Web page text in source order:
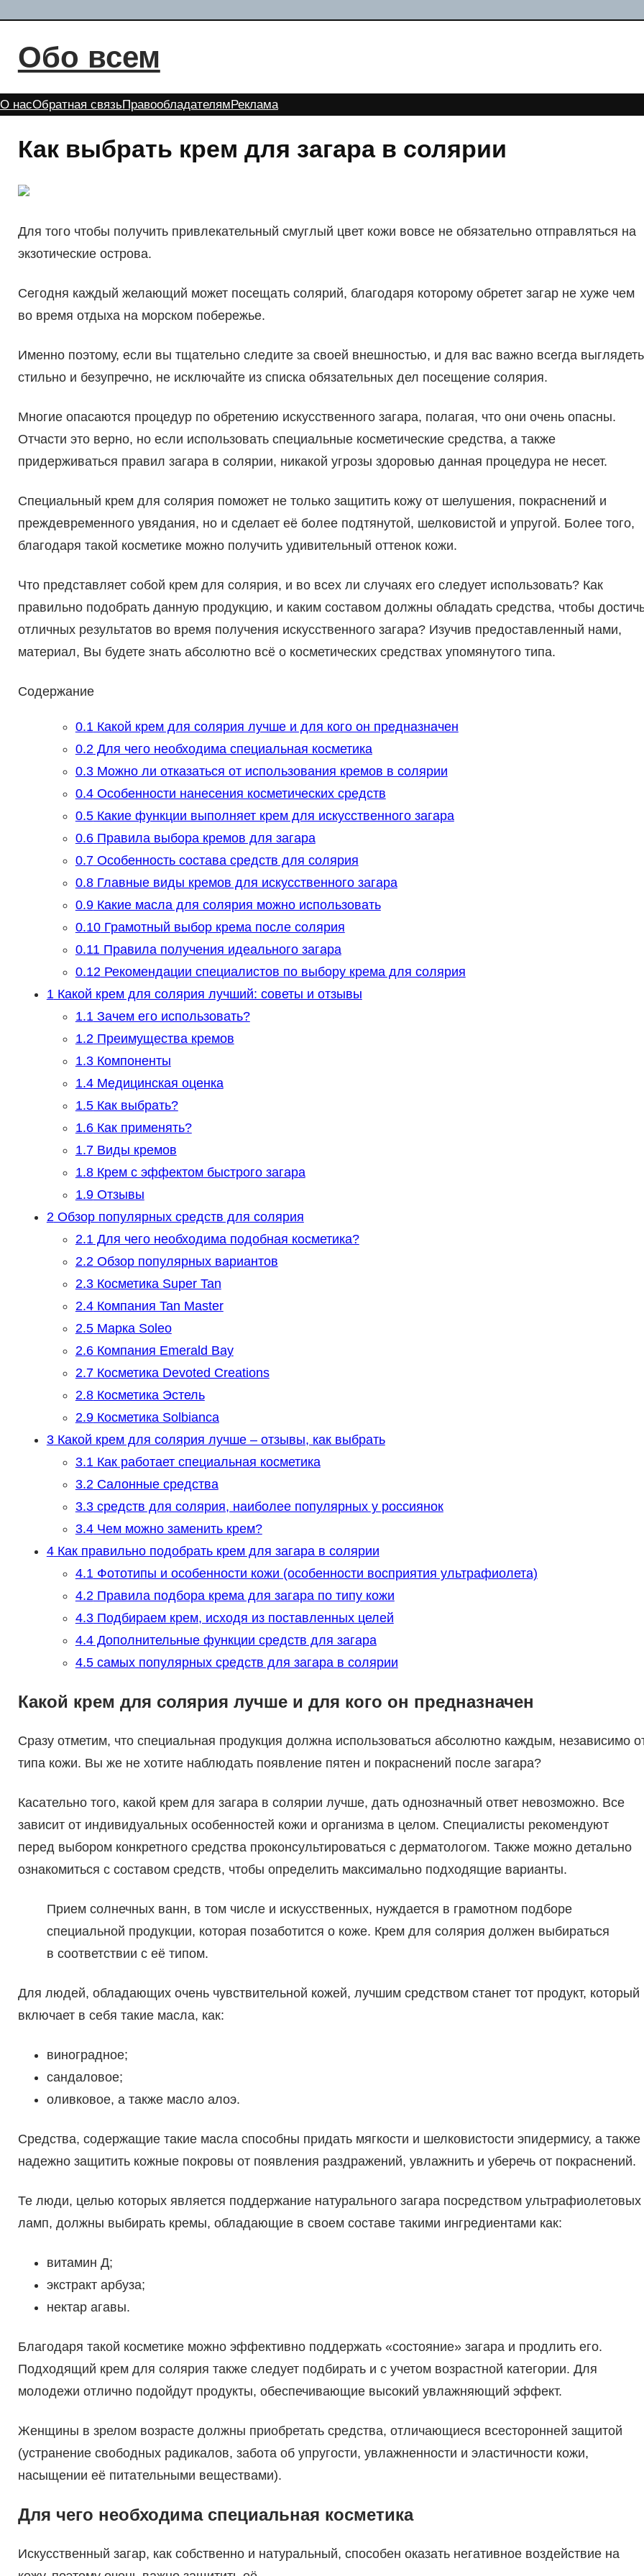
содержимому
Обо всем
О насОбратная связьПравообладателям Реклама
Как выбрать крем для загара в солярии
Для того чтобы получить привлекательный смуглый цвет кожи вовсе не обязательно отправляться на
экзотические острова.
Сегодня каждый желающий может посещать солярий, благодаря которому обретет загар не хуже чем
во время отдыха на морском побережье.
Именно поэтому, если вы тщательно следите за своей внешностью, и для вас важно всегда выглядеть
стильно и безупречно, не исключайте из списка обязательных дел посещение солярия.
Многие опасаются процедур по обретению искусственного загара, полагая, что они очень опасны.
Отчасти это верно, но если использовать специальные косметические средства, а также
придерживаться правил загара в солярии, никакой угрозы здоровью данная процедура не несет.
Специальный крем для солярия поможет не только защитить кожу от шелушения, покраснений и
преждевременного увядания, но и сделает её более подтянутой, шелковистой и упругой. Более того,
благодаря такой косметике можно получить удивительный оттенок кожи.
Что представляет собой крем для солярия, и во всех ли случаях его следует использовать? Как
правильно подобрать данную продукцию, и каким составом должны обладать средства, чтобы
отличных результатов во время получения искусственного загара? Изучив предоставленный нами,
материал, Вы будете знать абсолютно всё о косметических средствах упомянутого типа.
Содержание
0.1Какой крем для солярия лучше и для кого он предназначен
0.2Для чего необходима специальная косметика
0.3Можно ли отказаться от использования кремов в солярии
0.4Особенности нанесения косметических средств
0.5Какие функции выполняет крем для искусственного загара
0.6Правила выбора кремов для загара
0.7Особенность состава средств для солярия
0.8Главные виды кремов для искусственного загара
0.9Какие масла для солярия можно использовать
0.10Грамотный выбор крема после солярия
0.11Правила получения идеального загара
0.12Рекомендации специалистов по выбору крема для солярия
1Какой крем для солярия лучший: советы и отзывы
1.1Зачем его использовать?
1.2Преимущества кремов
1.3Компоненты
1.4Медицинская оценка
1.5Как выбрать?
1.6Как применять?
1.7Виды кремов
1.8Крем с эффектом быстрого загара
1.9Отзывы
2Обзор популярных средств для солярия
2.1Для чего необходима подобная косметика?
2.2Обзор популярных вариантов
2.3Косметика Super Tan
2.4Компания Tan Master
2.5Марка Soleo
2.6Компания Emerald Bay
2.7Косметика Devoted Creations
2.8Косметика Эстель
2.9Косметика Solbianca
3Какой крем для солярия лучше – отзывы, как выбрать
3.1Как работает специальная косметика
3.2Салонные средства
3.3средств для солярия, наиболее популярных у россиянок
3.4Чем можно заменить крем?
4Как правильно подобрать крем для загара в солярии
4.1Фототипы и особенности кожи (особенности восприятия ультрафиолета)
4.2Правила подбора крема для загара по типу кожи
4.3Подбираем крем, исходя из поставленных целей
4.4Дополнительные функции средств для загара
4.5самых популярных средств для загара в солярии
Какой крем для солярия лучше и для кого он предназначен
Сразу отметим, что специальная продукция должна использоваться абсолютно каждым, независимо
типа кожи. Вы же не хотите наблюдать появление пятен и покраснений после загара?
Касательно того, какой крем для загара в солярии лучше, дать однозначный ответ невозможно. Все
зависит от индивидуальных особенностей кожи и организма в целом. Специалисты рекомендуют
перед выбором конкретного средства проконсультироваться с дерматологом. Также можно детально
ознакомиться с составом средств, чтобы определить максимально подходящие варианты.
Прием солнечных ванн, в том числе и искусственных, нуждается в грамотном подборе
специальной продукции, которая позаботится о коже. Крем для солярия должен выбираться
в соответствии с её типом.
Для людей, обладающих очень чувствительной кожей, лучшим средством станет тот продукт, который
включает в себя такие масла, как:
виноградное;
сандаловое;
оливковое, а также масло алоэ.
Средства, содержащие такие масла способны придать мягкости и шелковистости эпидермису, а также
надежно защитить кожные покровы от появления раздражений, увлажнить и уберечь от покраснений.
Те люди, целью которых является поддержание натурального загара посредством ультрафиолетовых
ламп, должны выбирать кремы, обладающие в своем составе такими ингредиентами как:
витамин Д;
экстракт арбуза;
нектар агавы.
Благодаря такой косметике можно эффективно поддержать «состояние» загара и продлить его.
Подходящий крем для солярия также следует подбирать и с учетом возрастной категории. Для
молодежи отлично подойдут продукты, обеспечивающие высокий увлажняющий эффект.
Женщины в зрелом возрасте должны приобретать средства, отличающиеся всесторонней защитой
(устранение свободных радикалов, забота об упругости, увлажненности и эластичности кожи,
насыщении её питательными веществами).
Для чего необходима специальная косметика
Искусственный загар, как собственно и натуральный, способен оказать негативное воздействие на